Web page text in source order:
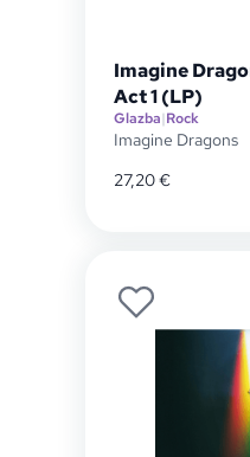
Imagine
Act 1 (LP)
Glazba|Rock
Imagine Dragons
27,20€